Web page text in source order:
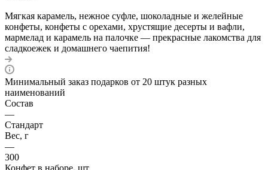
Мягкая карамель, нежное суфле, шоколадные и желейные
конфеты, конфеты с орехами, хрустящие десерты и вафли,
мармелад и карамель на палочке — прекрасные лакомства для
сладкоежек и домашнего чаепития!
Минимальный заказ подарков от 20 штук разных
наименований
Состав
—
Стандарт
Вес, г
—
300
Конфет в наборе, шт